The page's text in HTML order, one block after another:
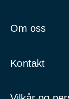
Om oss
Kontakt